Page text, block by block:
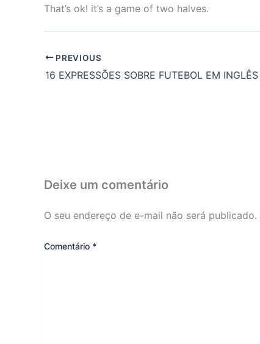
That’s ok! it’s a game of two halves.
PREVIOUS
Deixe um comentário
O seu endereço de e-mail não será publicado.
Comentário *